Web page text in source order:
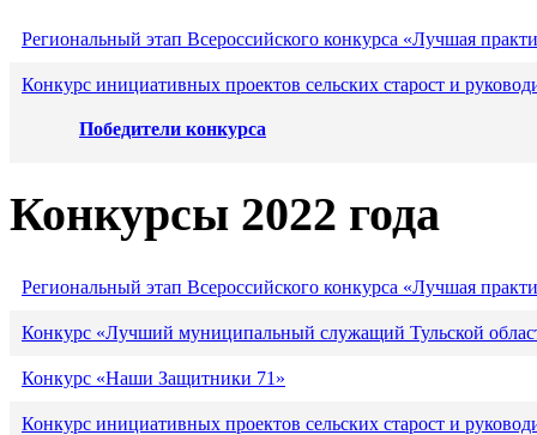
Региональный этап Всероссийского конкурса «Лучшая
Конкурс инициативных проектов сельских старост и
Победители конкурса
Конкурсы 2022 года
Региональный этап Всероссийского конкурса «Лучшая
Конкурс «Лучший муниципальный служащий Тульской
Конкурс «Наши Защитники 71»
Конкурс инициативных проектов сельских старост и